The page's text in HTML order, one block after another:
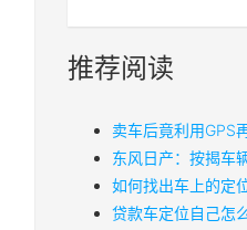
推荐阅读
卖车后竟利用GPS
东风日产：按揭车
如何找出车上的定
贷款车定位自己怎